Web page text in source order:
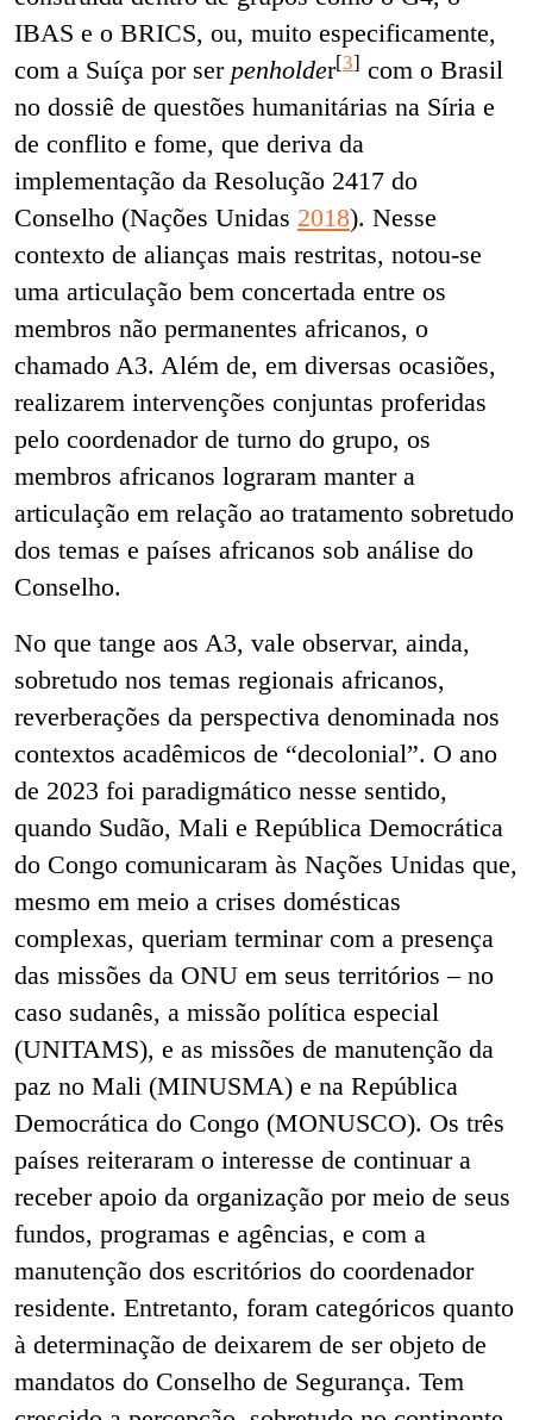
IBAS e o BRICS, ou, muito especificamente,
com a Suíça por ser penholder[3] com o Brasil
no dossiê de questões humanitárias na Síria e
de conflito e fome, que deriva da
implementação da Resolução 2417 do
Conselho (Nações Unidas 2018). Nesse
contexto de alianças mais restritas, notou-se
uma articulação bem concertada entre os
membros não permanentes africanos, o
chamado A3. Além de, em diversas ocasiões,
realizarem intervenções conjuntas proferidas
pelo coordenador de turno do grupo, os
membros africanos lograram manter a
articulação em relação ao tratamento sobretudo
dos temas e países africanos sob análise do
Conselho.
No que tange aos A3, vale observar, ainda,
sobretudo nos temas regionais africanos,
reverberações da perspectiva denominada nos
contextos acadêmicos de “decolonial”. O ano
de 2023 foi paradigmático nesse sentido,
quando Sudão, Mali e República Democrática
do Congo comunicaram às Nações Unidas que,
mesmo em meio a crises domésticas
complexas, queriam terminar com a presença
das missões da ONU em seus territórios – no
caso sudanês, a missão política especial
(UNITAMS), e as missões de manutenção da
paz no Mali (MINUSMA) e na República
Democrática do Congo (MONUSCO). Os três
países reiteraram o interesse de continuar a
receber apoio da organização por meio de seus
fundos, programas e agências, e com a
manutenção dos escritórios do coordenador
residente. Entretanto, foram categóricos quanto
à determinação de deixarem de ser objeto de
mandatos do Conselho de Segurança. Tem